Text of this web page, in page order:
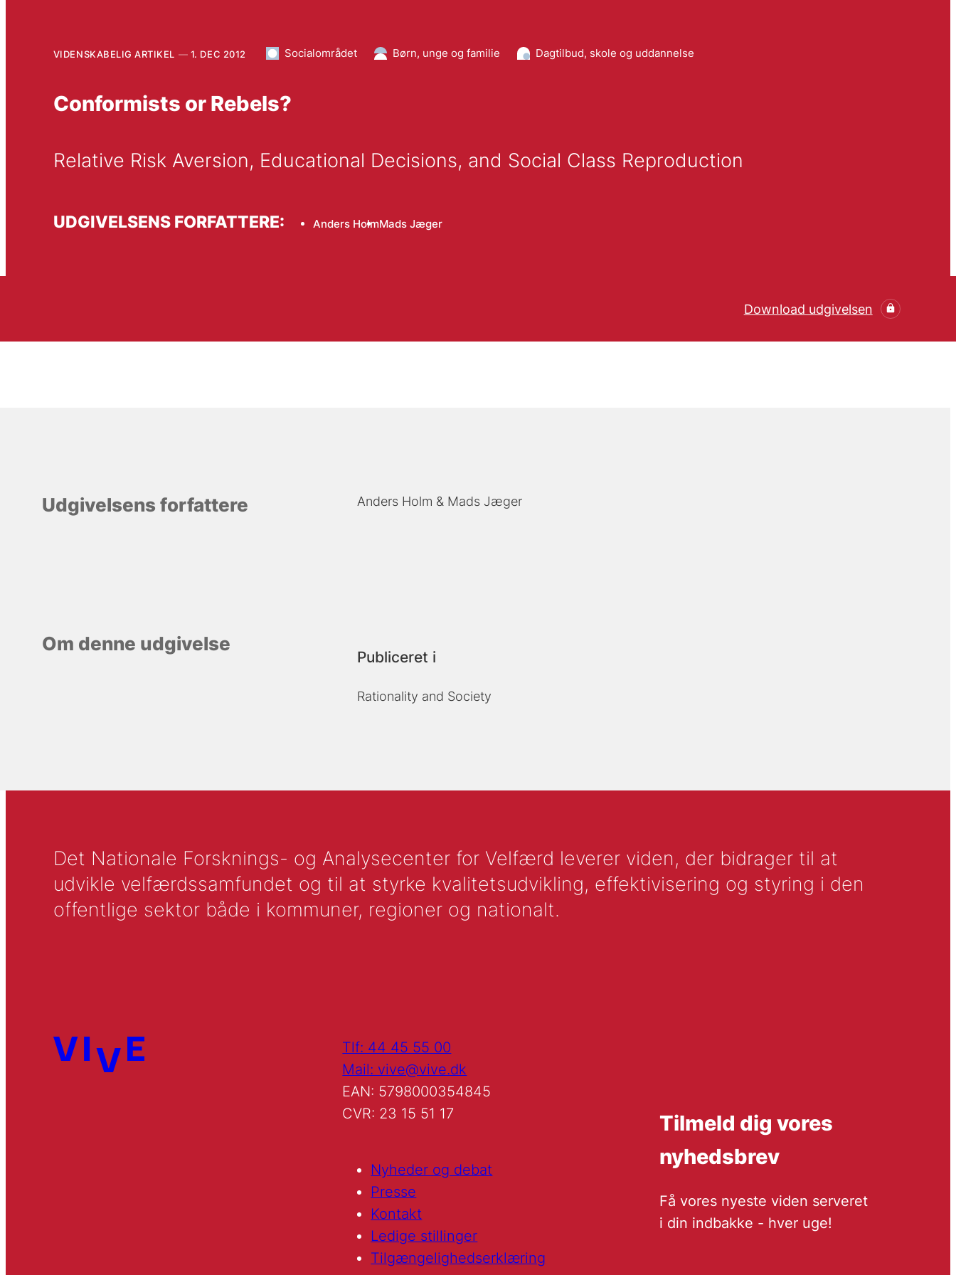
VIDENSKABELIG ARTIKEL 1. DEC 2012 Socialområdet Børn, unge og familie Dagtilbud, skole og uddannelse
Conformists or Rebels?
Relative Risk Aversion, Educational Decisions, and Social Class Reproduction
UDGIVELSENS FORFATTERE: Anders HolmMads Jæger
Download udgivelsen
Udgivelsens forfattere Anders Holm Mads Jæger
Om denne udgivelse
Publiceret i
Rationality and Society
Det Nationale Forsknings- og Analysecenter for Velfærd leverer viden, der bidrager til at
udvikle velfærdssamfundet og til at styrke kvalitetsudvikling, effektivisering og styring i den
offentlige sektor både i kommuner, regioner og nationalt.
Tlf: 44 45 55 00
Mail: vive@vive.dk
EAN: 5798000354845
CVR: 23 15 51 17
Nyheder og debat
Presse
Kontakt
Ledige stillinger
Tilgængelighedserklæring
Tilmeld dig vores
nyhedsbrev
Få vores nyeste viden serveret
i din indbakke - hver uge!